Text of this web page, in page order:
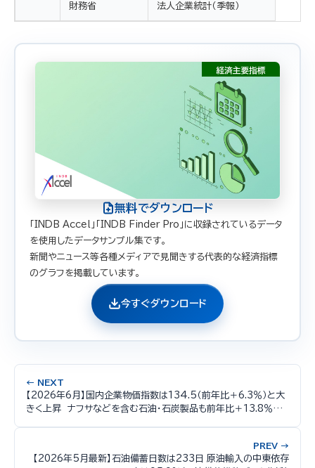
財務省 法人企業統計（季報）
無料でダウンロード
「INDB Accel」「INDB Finder Pro」に収録されているデータ
を使用したデータサンプル集です。
新聞やニュース等各種メディアで見聞きする代表的な経済指標
のグラフを掲載しています。
今すぐダウンロード
← NEXT
【2026年6月】国内企業物価指数は134.5（前年比＋6.3％）と大
きく上昇 ナフサなどを含む石油・石炭製品も前年比＋13.8％と
PREV →
【2026年5月最新】石油備蓄日数は233日 原油輸入の中東依存